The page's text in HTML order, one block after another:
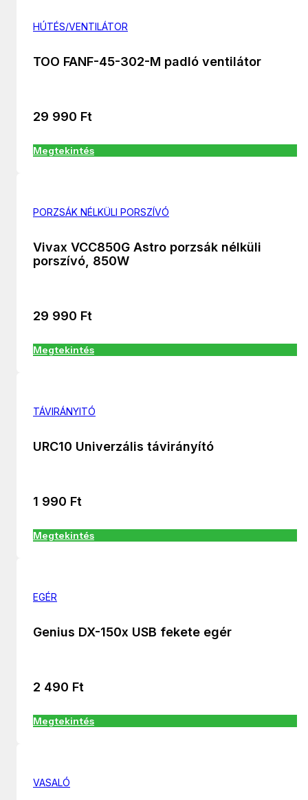
HÚTÉS/VENTILÁTOR
TOO FANF-45-302-M padló ventilátor
29 990 Ft
Megtekintés
PORZSÁK NÉLKÜLI PORSZÍVÓ
Vivax VCC850G Astro porzsák nélküli
porszívó, 850W
29 990 Ft
Megtekintés
TÁVIRÁNYITÓ
URC10 Univerzális távirányító
1 990 Ft
Megtekintés
EGÉR
Genius DX-150x USB fekete egér
2 490 Ft
Megtekintés
VASALÓ